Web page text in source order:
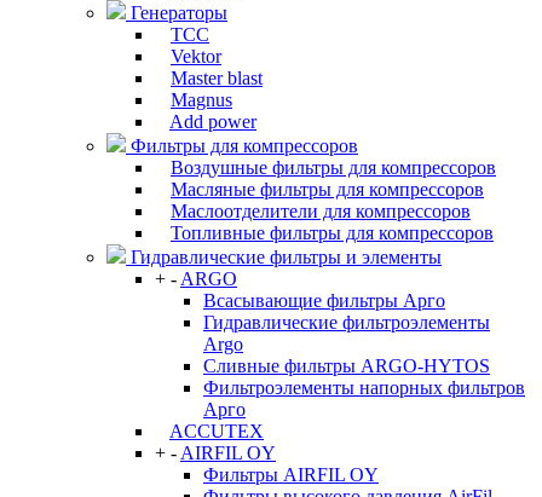
Генераторы
ТСС
Vektor
Master blast
Magnus
Add power
Фильтры для компрессоров
Воздушные фильтры для компрессоров
Масляные фильтры для компрессоров
Маслоотделители для компрессоров
Топливные фильтры для компрессоров
Гидравлические фильтры и элементы
+ - ARGO
Всасывающие фильтры Арго
Гидравлические фильтроэлементы
Argo
Сливные фильтры ARGO-HYTOS
Фильтроэлементы напорных фильтров
Арго
ACCUTEX
+ - AIRFIL OY
Фильтры AIRFIL OY